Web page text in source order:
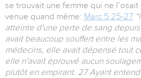
se trouvait une femme qui ne
venue quand même: Marc 5:25-27
atteinte d'une perte de sang
avait beaucoup souffert entre les
médecins, elle avait dépensé tout
elle n'avait éprouvé aucun
plutôt en empirant. 27 Ayant